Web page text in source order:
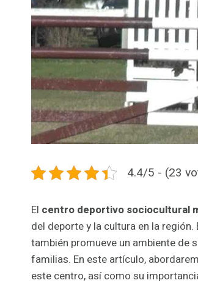
4.4/5 - (23
El centro deportivo sociocultural
del deporte y la cultura en la
también promueve un ambiente de
familias. En este artículo,
este centro, así como su